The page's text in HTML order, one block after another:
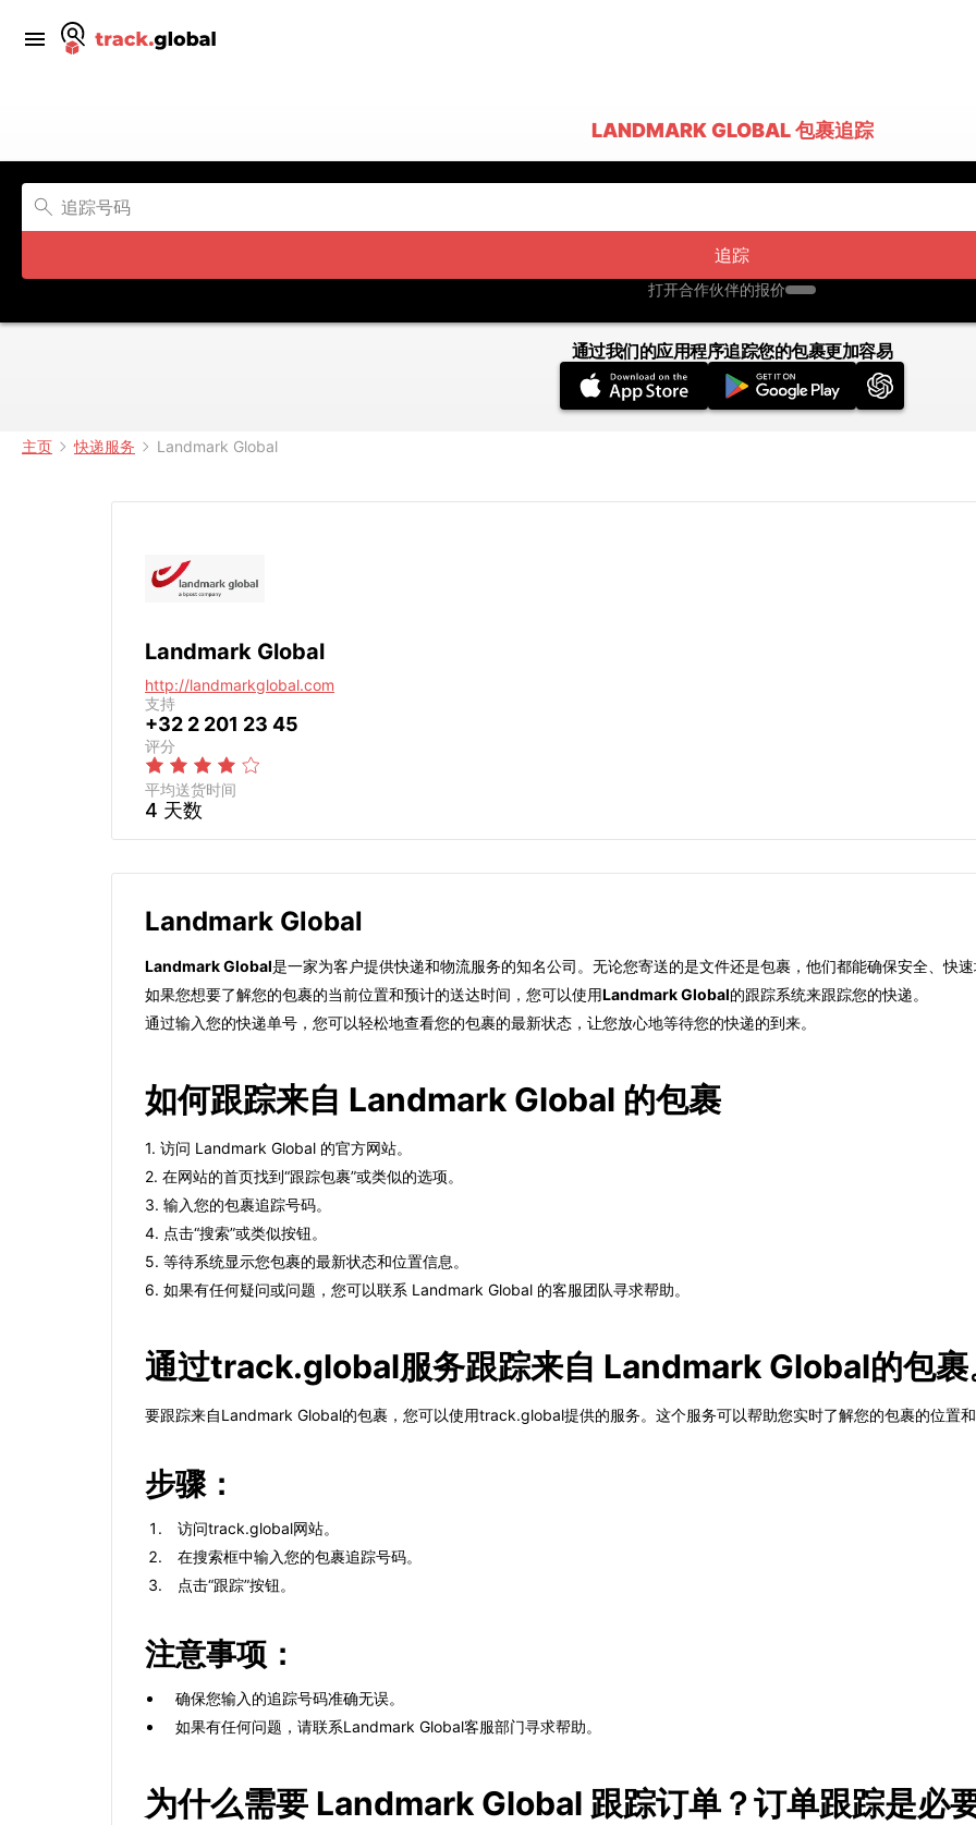
LANDMARK GLOBAL 包裹追踪
追踪
打开合作伙伴的报价
通过我们的应用程序追踪您的包裹更加容易
主页 快递服务 Landmark Global
Landmark Global
http://landmarkglobal.com
支持
+32 2 201 23 45
评分
平均送货时间
4 天数
Landmark Global
Landmark Global是一家为客户提供快递和物流服务的知名公司。无论您寄送的是文件还是包裹，他们都能确保安全、快
如果您想要了解您的包裹的当前位置和预计的送达时间，您可以使用Landmark Global的跟踪系统来跟踪您的快递。
通过输入您的快递单号，您可以轻松地查看您的包裹的最新状态，让您放心地等待您的快递的到来。
如何跟踪来自 Landmark Global 的包裹
1. 访问 Landmark Global 的官方网站。
2. 在网站的首页找到“跟踪包裹”或类似的选项。
3. 输入您的包裹追踪号码。
4. 点击“搜索”或类似按钮。
5. 等待系统显示您包裹的最新状态和位置信息。
6. 如果有任何疑问或问题，您可以联系 Landmark Global 的客服团队寻求帮助。
通过track.global服务跟踪来自 Landmark Global的包裹
要跟踪来自Landmark Global的包裹，您可以使用track.global提供的服务。这个服务可以帮助您实时了解您的包裹的位置
步骤：
访问track.global网站。
在搜索框中输入您的包裹追踪号码。
点击“跟踪”按钮。
注意事项：
确保您输入的追踪号码准确无误。
如果有任何问题，请联系Landmark Global客服部门寻求帮助。
为什么需要 Landmark Global 跟踪订单？订单跟踪是必